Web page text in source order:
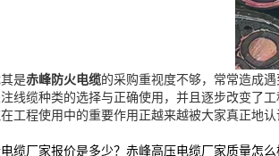
是赤峰防火电缆的采购重视度不够，常常造成
线缆种类的选择与正确使用，并且逐步改变了
在工程使用中的重要作用正越来越被大家真正地认
缆厂家报价是多少？赤峰高压电缆厂家质量怎